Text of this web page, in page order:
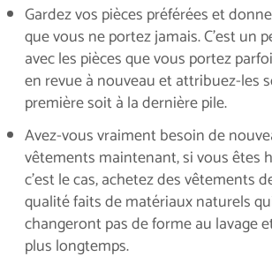
Gardez vos pièces préférées et
que vous ne portez jamais. C'est un
avec les pièces que vous portez
en revue à nouveau et attribuez-les
première soit à la dernière pile.
Avez-vous vraiment besoin de
vêtements maintenant, si vous êtes
c'est le cas, achetez des vêtements
qualité faits de matériaux naturels
changeront pas de forme au lavage
plus longtemps.